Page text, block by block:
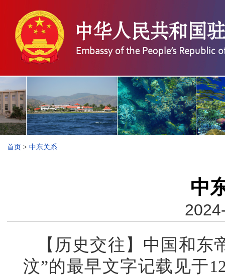
首页 > 中东关系
中
【历史交往】中国和
汶”的最早文字记载见于